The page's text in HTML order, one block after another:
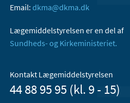
Email: dkma@dkma.dk
Lægemiddelstyrelsen er en del af
Sundheds- og Kirkeministeriet.
Kontakt Lægemiddelstyrelsen
44 88 95 95 (kl. 9 - 15)